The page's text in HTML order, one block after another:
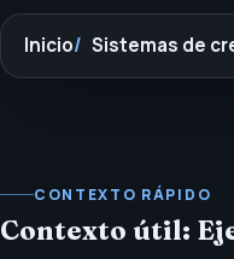
Inicio Sistemas de
CONTEXTO RÁPIDO
Contexto útil: